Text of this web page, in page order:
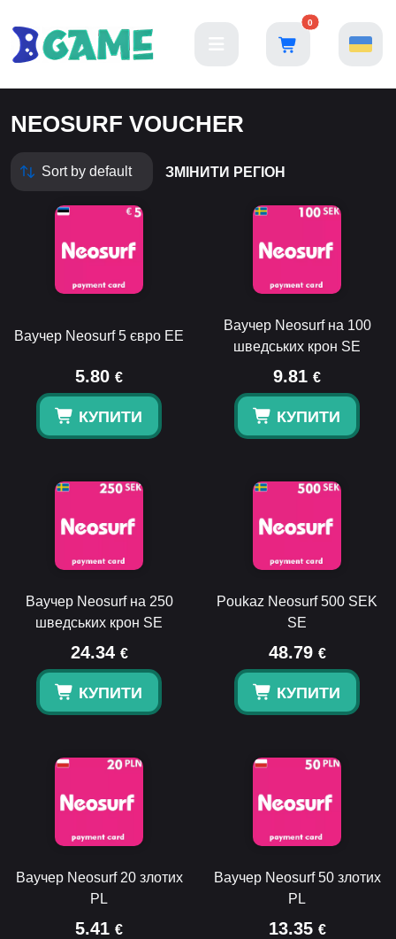
0
NEOSURF VOUCHER
ЗМІНИТИ РЕГІОН
Ваучер Neosurf 5 євро EE
5.80 €
КУПИТИ
Ваучер Neosurf на 100
шведських крон SE
9.81 €
КУПИТИ
Ваучер Neosurf на 250
шведських крон SE
24.34 €
КУПИТИ
Poukaz Neosurf 500 SEK
SE
48.79 €
КУПИТИ
Ваучер Neosurf 20 злотих
PL
5.41 €
Ваучер Neosurf 50 злотих
PL
13.35 €